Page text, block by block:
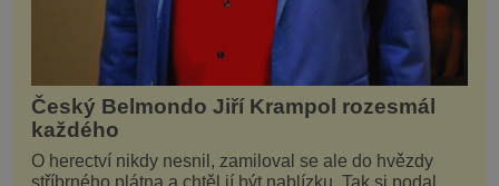
Český Belmondo Jiří Krampol rozesmál
každého
O herectví nikdy nesnil, zamiloval se ale do hvězdy